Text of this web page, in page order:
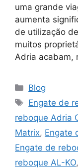
uma grande
aumenta
de utilização
muitos
Adria acabam,
Categorias
Blog
Etiquetas
Engate de
reboque Adria
Matrix, Engate
Engate de
reboque AL-KO,